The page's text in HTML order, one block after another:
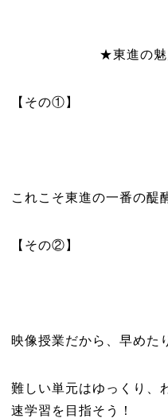
★東進の
【その①】
これこそ東進の一番の醍
【その②】
映像授業だから、早めた
難しい単元はゆっくり、
速学習を目指そう！